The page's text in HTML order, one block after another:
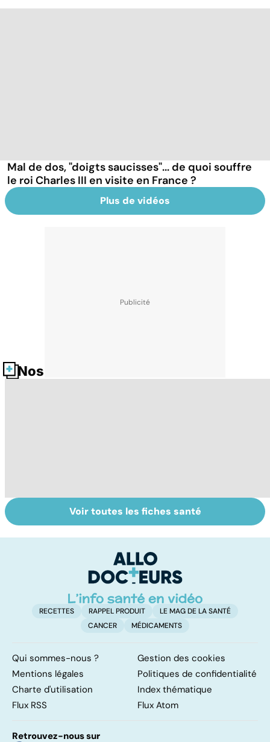
Mal de dos, "doigts saucisses"... de quoi souffre
le roi Charles III en visite en France ?
Plus de vidéos
Nos fiches santé
Tout savoir sur
les infections
Inflammation des
amygdales : que
d'angine ?
Voir toutes les fiches santé
RECETTES RAPPEL PRODUIT
LE MAG DE LA SANTÉ
CANCER
MÉDICAMENTS
Qui sommes-nous ?
Gestion des cookies
Mentions légales
Politiques de confidentialité
Charte d'utilisation
Index thématique
Flux RSS
Flux Atom
Retrouvez-nous sur